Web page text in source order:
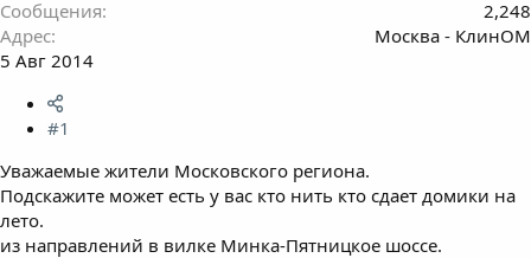
Сообщения
2,248
Адрес
Москва - КлинОМ
5 Авг 2014
#1
Уважаемые жители Московского региона.
Подскажите может есть у вас кто нить кто сдает домики на
лето.
из направлений в вилке Минка-Пятницкое шоссе.